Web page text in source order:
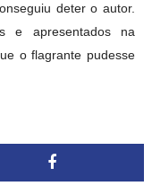
deter o autor.
e apresentados na
o flagrante pudesse